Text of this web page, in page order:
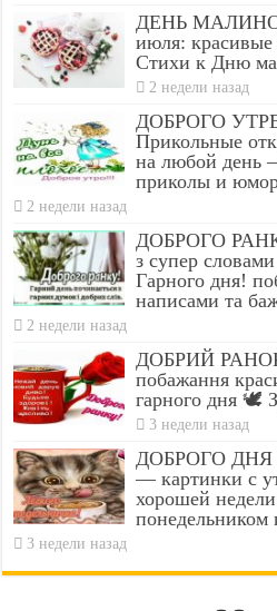
ДЕНЬ
июля:
Стихи к Дню
2 недели назад
ДОБРОГО
Прикольные
на любой день
приколы и
2 недели назад
ДОБРОГО
з супер
Гарного дня!
написами та
2 недели назад
ДОБРИЙ
побажання
гарного дня 🕊️
3 недели назад
ДОБРОГО
— картинки с
хорошей
понедельником
3 недели назад